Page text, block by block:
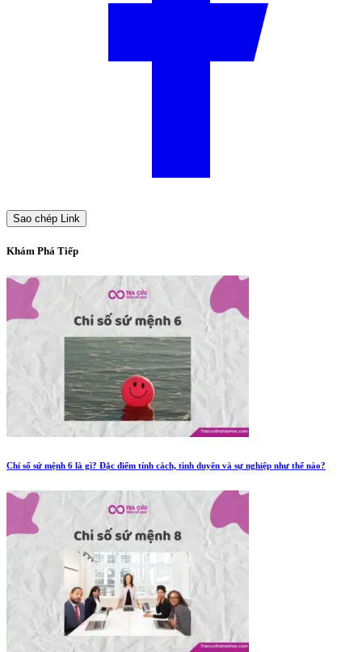
Sao chép Link
Khám Phá Tiếp
Chỉ số sứ mệnh 6 là gì? Đặc điểm tính cách, tình duyên và sự nghiệp như thế nào?